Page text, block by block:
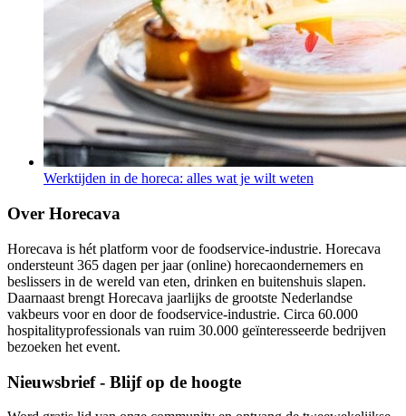
Werktijden in de horeca: alles wat je wilt weten
Over Horecava
Horecava is hét platform voor de foodservice-industrie. Horecava
ondersteunt 365 dagen per jaar (online) horecaondernemers en
beslissers in de wereld van eten, drinken en buitenshuis slapen.
Daarnaast brengt Horecava jaarlijks de grootste Nederlandse
vakbeurs voor en door de foodservice-industrie. Circa 60.000
hospitalityprofessionals van ruim 30.000 geïnteresseerde bedrijven
bezoeken het event.
Nieuwsbrief - Blijf op de hoogte